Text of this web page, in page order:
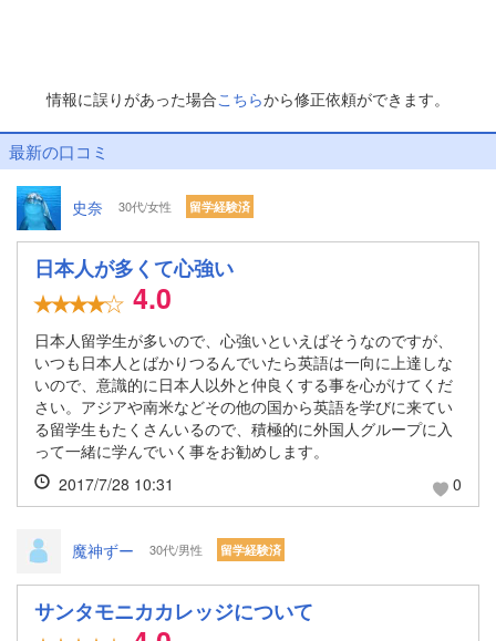
情報に誤りがあった場合こちらから修正依頼ができます。
最新の口コミ
史奈 30代/女性 留学経験済
日本人が多くて心強い
4.0
日本人留学生が多いので、心強いといえばそうなのですが、
いつも日本人とばかりつるんでいたら英語は一向に上達しな
いので、意識的に日本人以外と仲良くする事を心がけてくだ
さい。アジアや南米などその他の国から英語を学びに来てい
る留学生もたくさんいるので、積極的に外国人グループに入
って一緒に学んでいく事をお勧めします。
2017/7/28 10:31
0
魔神ずー 30代/男性 留学経験済
サンタモニカカレッジについて